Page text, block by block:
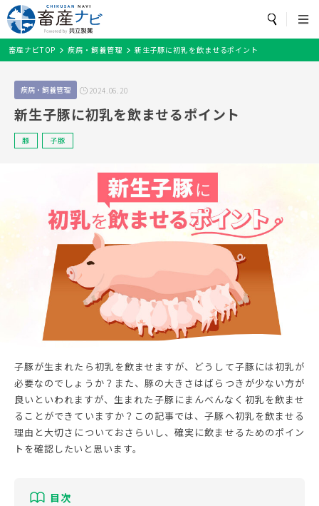
トップページ
畜産ナビとは？
飼養衛生管理基準
疾病・飼養管理
お役立ち
セミナー情報
メルマガ配信登録
お問い合わせ
利用規約
プライバシーポリシー
牛/子牛 豚 鶏
魚
カテゴリから探す
飼養衛生管理基準 農場の環境対策
セミナー情報
閉じる
検索
牛/子牛 鶏 豚 魚 細菌 水産 ワクチン
畜産ナビTOP 疾病・飼養管理 新生子豚に初乳を飲ませるポイント
疾病・飼養管理 2024.06.20
新生子豚に初乳を飲ませるポイント
豚 子豚
子豚が生まれたら初乳を飲ませますが、どうして子豚には初乳が
必要なのでしょうか？また、豚の大きさはばらつきが少ない方が
良いといわれますが、生まれた子豚にまんべんなく初乳を飲ませ
ることができていますか？この記事では、子豚へ初乳を飲ませる
理由と大切さについておさらいし、確実に飲ませるためのポイン
トを確認したいと思います。
目次